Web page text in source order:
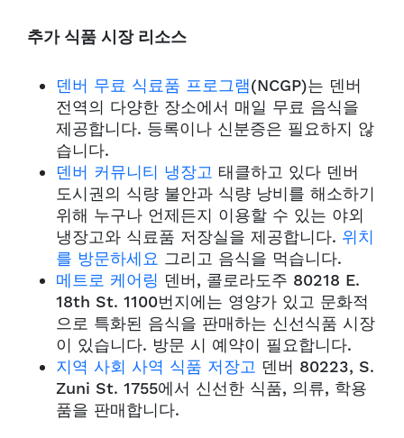
추가 식품 시장 리소스
덴버 무료 식료품 프로그램(NCGP)는 덴버
전역의 다양한 장소에서 매일 무료 음식을
제공합니다. 등록이나 신분증은 필요하지 않
습니다.
덴버 커뮤니티 냉장고 태클하고 있다 덴버
도시권의 식량 불안과 식량 낭비를 해소하기
위해 누구나 언제든지 이용할 수 있는 야외
냉장고와 식료품 저장실을 제공합니다. 위치
를 방문하세요 그리고 음식을 먹습니다.
메트로 케어링 덴버, 콜로라도주 80218 E.
18th St. 1100번지에는 영양가 있고 문화적
으로 특화된 음식을 판매하는 신선식품 시장
이 있습니다. 방문 시 예약이 필요합니다.
지역 사회 사역 식품 저장고 덴버 80223, S.
Zuni St. 1755에서 신선한 식품, 의류, 학용
품을 판매합니다.